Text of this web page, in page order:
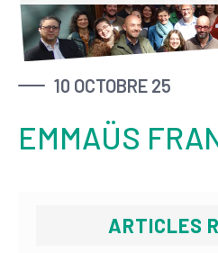
content
10 OCTOBRE 25
EMMAÜS
ARTICLES